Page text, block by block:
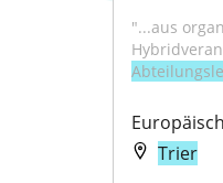
"...aus
Trier